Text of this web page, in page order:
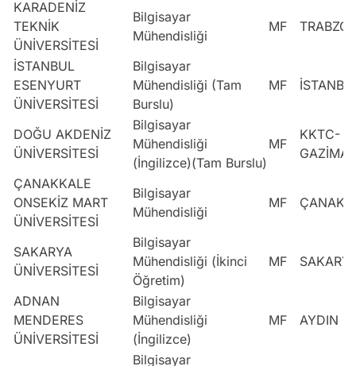
KARADENİZ
TEKNİK
ÜNİVERSİTESİ
Bilgisayar
Mühendisliği
MF
İSTANBUL
ESENYURT
ÜNİVERSİTESİ
Bilgisayar
Mühendisliği (Tam
Burslu)
MF
DOĞU AKDENİZ
ÜNİVERSİTESİ
Bilgisayar
Mühendisliği
(İngilizce)(Tam Burslu)
MF
KKTC-
ÇANAKKALE
ONSEKİZ MART
ÜNİVERSİTESİ
Bilgisayar
Mühendisliği
MF
SAKARYA
ÜNİVERSİTESİ
Bilgisayar
Mühendisliği (İkinci
Öğretim)
MF
ADNAN
MENDERES
ÜNİVERSİTESİ
Bilgisayar
Mühendisliği
(İngilizce)
MF AYDIN
Bilgisayar